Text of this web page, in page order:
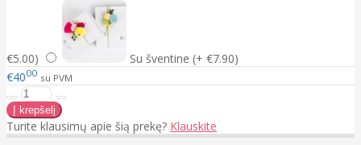
€5.00)
Su šventine (+ €7.90)
€4000 su PVM
Turite klausimų apie šią prekę? Klauskite